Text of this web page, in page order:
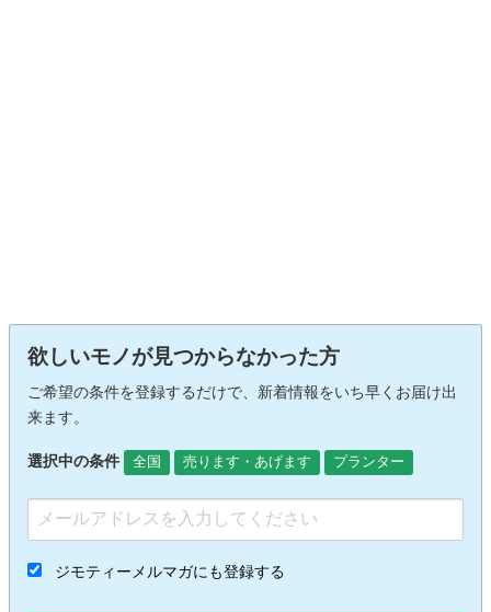
欲しいモノが見つからなかった方
ご希望の条件を登録するだけで、新着情報をいち早くお届け出
来ます。
選択中の条件 全国 売ります・あげます プランター
ジモティーメルマガにも登録する